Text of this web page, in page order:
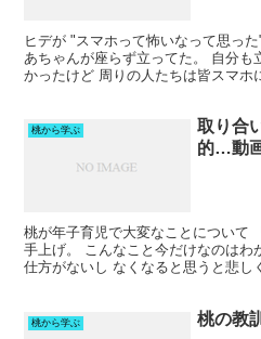
ヒデが "スマホって怖いなって思っ
あちゃんが座らず立ってた。 自分も
かったけど 周りの人たちは皆スマホ
桃から学ぶ
取り合
的…動
桃が年子育児で大変なことについて
手上げ。 こんなこと今だけなのはわ
仕方がないし なくなると思うと悲し
桃から学ぶ 桃の教